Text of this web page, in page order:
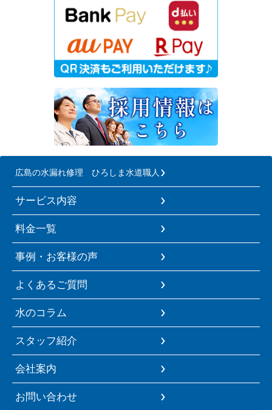
広島の水漏れ修理 ひろしま水道職人
サービス内容
料金一覧
事例・お客様の声
よくあるご質問
水のコラム
スタッフ紹介
会社案内
お問い合わせ